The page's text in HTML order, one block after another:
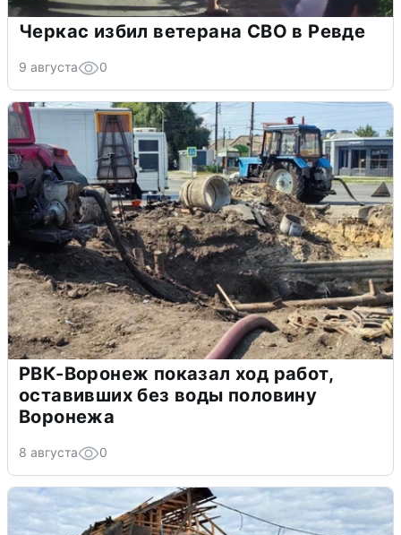
Черкас избил ветерана СВО в Ревде
9 августа 0
РВК-Воронеж показал ход работ,
оставивших без воды половину
Воронежа
8 августа 0